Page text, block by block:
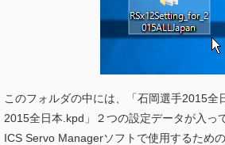
このフォルダの中には、「石岡選手2015全
2015全日本.kpd」２つの設定データが入っ
ICS Servo Managerソフトで使用するため